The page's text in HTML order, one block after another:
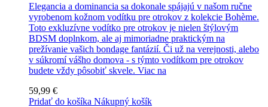
Elegancia a dominancia sa dokonale spájajú v našom ručne
vyrobenom kožnom vodítku pre otrokov z kolekcie Bohème.
Toto exkluzívne vodítko pre otrokov je nielen štýlovým
BDSM doplnkom, ale aj mimoriadne praktickým na
prežívanie vašich bondage fantázií. Či už na verejnosti, alebo
v súkromí vášho domova - s týmto vodítkom pre otrokov
budete vždy pôsobiť skvele. Viac na
59,99 €
Pridať do košíka Nákupný košík